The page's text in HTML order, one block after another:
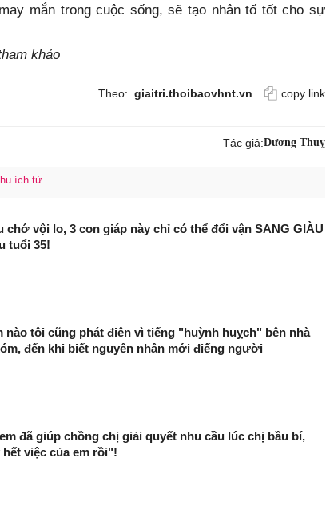
mắn trong cuộc sống, sẽ tạo nhân tố tốt cho sự
khảo
Theo: giaitri.thoibaovhnt.vn copy link
Tác giả:Dương Thuỵ
ích tử
chớ vội lo, 3 con giáp này chỉ có thể đổi vận SANG GIÀU
tuổi 35!
nào tôi cũng phát điên vì tiếng "huỳnh huỵch" bên nhà
đến khi biết nguyên nhân mới điếng người
đã giúp chồng chị giải quyết nhu cầu lúc chị bầu bí,
việc của em rồi"!